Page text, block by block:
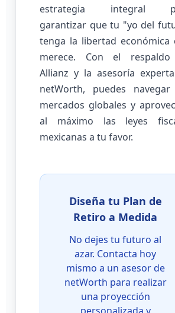
estrategia integral
garantizar que tu "yo del
tenga la libertad económica
merece. Con el
Allianz y la asesoría
netWorth, puedes
mercados globales y
al máximo las leyes
mexicanas a tu favor.
Diseña tu Plan de
Retiro a Medida
No dejes tu futuro al
azar. Contacta hoy
mismo a un asesor de
netWorth para realizar
una proyección